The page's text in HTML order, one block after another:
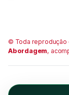
© Toda reprodução
Abordagem,